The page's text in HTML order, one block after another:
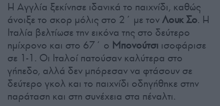
Η Αγγλία ξεκίνησε ιδανικά το παιχνίδι, καθώς
άνοιξε το σκορ μόλις στο 2΄ με τονΛουκ Σο. Η
Ιταλία βελτίωσε την εικόνα της στο δεύτερο
ημίχρονο και στο 67΄ ο Μπονούτσι ισοφάρισε
σε 1-1. Οι Ιταλοί πατούσαν καλύτερα στο
γήπεδο, αλλά δεν μπόρεσαν να φτάσουν σε
δεύτερο γκολ και το παιχνίδι οδηγήθηκε στην
παράταση και στη συνέχεια στα πέναλτι.